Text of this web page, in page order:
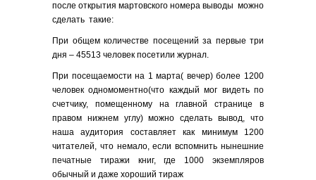
после открытия мартовского номера выводы можно
сделать такие:
При общем количестве посещений за первые три
дня – 45513 человек посетили журнал.
При посещаемости на 1 марта( вечер) более 1200
человек одномоментно(что каждый мог видеть по
счетчику, помещенному на главной странице в
правом нижнем углу) можно сделать вывод, что
наша аудитория составляет как минимум 1200
читателей, что немало, если вспомнить нынешние
печатные тиражи книг, где 1000 экземпляров
обычный и даже хороший тираж